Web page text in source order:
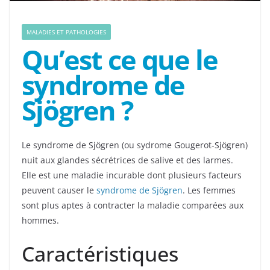
MALADIES ET PATHOLOGIES
Qu’est ce que le
syndrome de
Sjögren ?
Le syndrome de Sjögren (ou sydrome Gougerot-Sjögren)
nuit aux glandes sécrétrices de salive et des larmes.
Elle est une maladie incurable dont plusieurs facteurs
peuvent causer le syndrome de Sjögren. Les femmes
sont plus aptes à contracter la maladie comparées aux
hommes.
Caractéristiques